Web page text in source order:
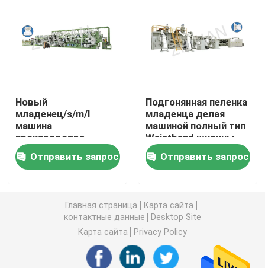
Тяга вверх по машине пеленки
санитарная салфетка делая машину
Машина пусковой площадки любимца
Машина пусковой площадки Incontinence
Устранимая машина пусковой площадки груди
Новый
младенец/s/m/l
машина
производства
пеленки размера я
типОтправить запрос
Подгонянная пеленка
младенца делая
машиной полный тип
Waistband ширины
Отправить запрос
Главная страница
Карта сайта
контактные данные
Desktop Site
Карта сайта
Privacy Policy